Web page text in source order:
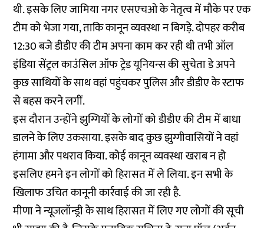
थी. इसके लिए जामिया नगर एसएचओ के नेतृत्व में मौके पर एक
टीम को भेजा गया, ताकि कानून व्यवस्था न बिगड़े. दोपहर करीब
12:30 बजे डीडीए की टीम अपना काम कर रही थी तभी ऑल
इंडिया सेंट्रल काउंसिल ऑफ ट्रेड यूनियन्स की सुचेता डे अपने
कुछ साथियों के साथ वहां पहुंचकर पुलिस और डीडीए के स्टाफ
से बहस करने लगीं.
इस दौरान उन्होंने झुग्गियों के लोगों को डीडीए की टीम में बाधा
डालने के लिए उकसाया. इसके बाद कुछ झुग्गीवासियों ने वहां
हंगामा और पथराव किया. कोई कानून व्यवस्था खराब न हो
इसलिए हमने इन लोगों को हिरासत में ले लिया. इन सभी के
खिलाफ उचित कानूनी कार्रवाई की जा रही है.
मीणा ने न्यूजलॉन्ड्री के साथ हिरासत में लिए गए लोगों की सूची